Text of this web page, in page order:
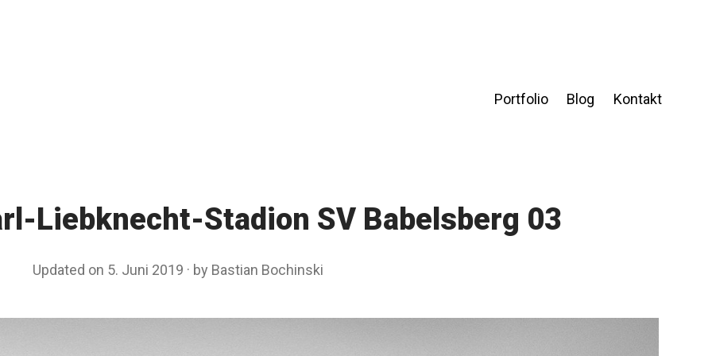
Portfolio Blog Kontakt
Liebknecht-Stadion SV Babelsberg 03
Updated on 5. Juni 2019 4
a
by Bastian Bochinski